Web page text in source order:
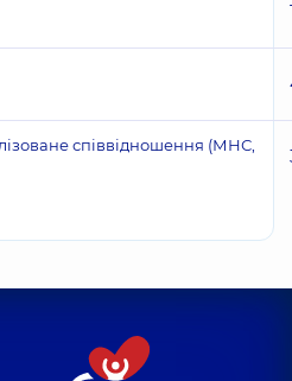
співвідношення (МНС,